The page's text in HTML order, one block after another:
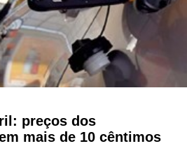
preços dos
mais de 10 cêntimos